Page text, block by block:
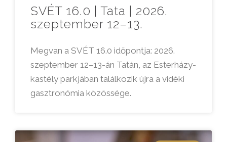
SVÉT 16.0 | Tata | 2026.
szeptember 12–13.
Megvan a SVÉT 16.0 időpontja: 2026.
szeptember 12–13-án Tatán, az Esterházy-
kastély parkjában találkozik újra a vidéki
gasztronómia közössége.